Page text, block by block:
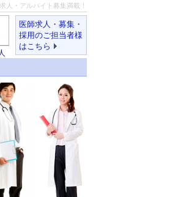
人・アルバイト募集満載！
医師求人・募集・
採用のご担当者様
はこちら